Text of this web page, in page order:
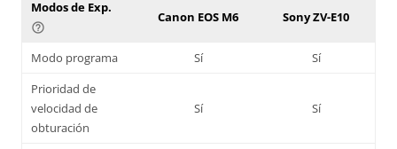
Modos de Exp.
help_outline
Canon EOS M6 Sony ZV-E10
Modo programa Sí
Sí
Prioridad de
velocidad de
obturación
Sí Sí